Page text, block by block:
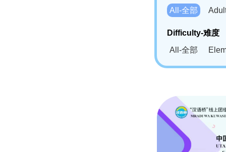
All-全部
Difficulty-难度
All-全部